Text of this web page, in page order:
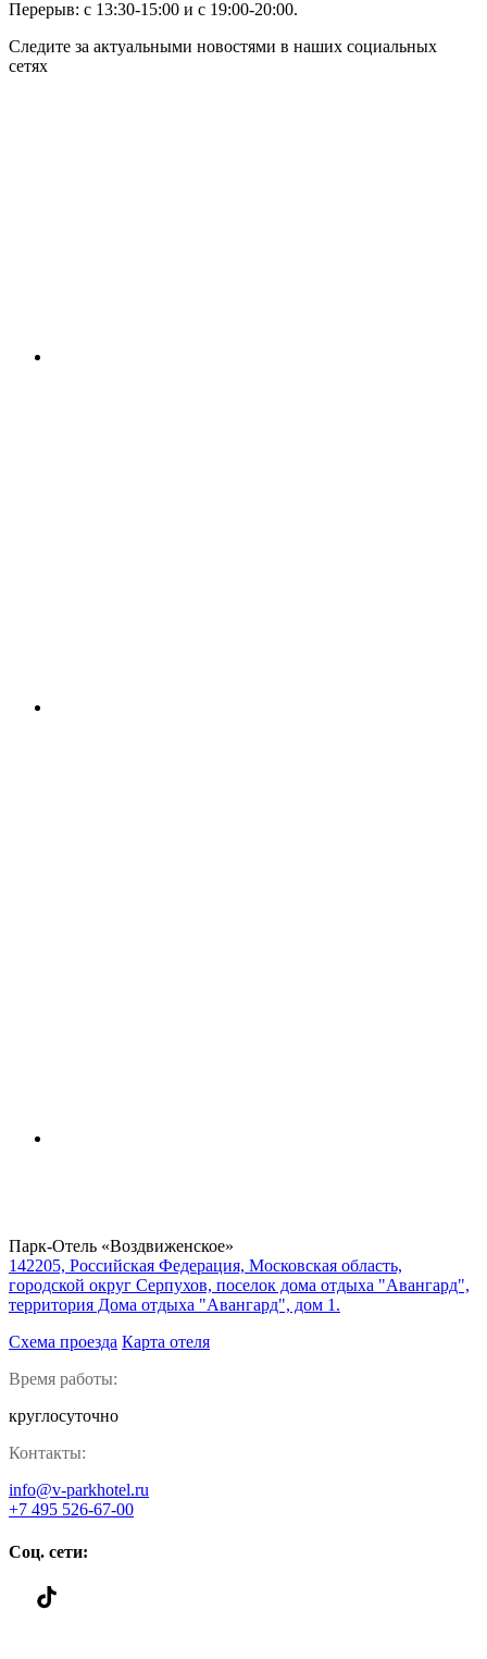
Перерыв: с 13:30-15:00 и с 19:00-20:00.
Следите за актуальными новостями в наших социальных
сетях
Парк-Отель «Воздвиженское»
142205, Российская Федерация, Московская область,
городской округ Серпухов, поселок дома отдыха "Авангард",
территория Дома отдыха "Авангард", дом 1.
Схема проезда Карта отеля
Время работы:
круглосуточно
Контакты:
info@v-parkhotel.ru
+7 495 526-67-00
Соц. сети: